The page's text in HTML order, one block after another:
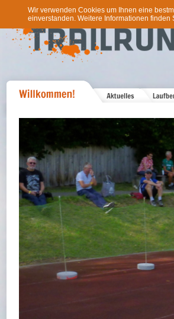
Wir verwenden Cookies um Ihnen eine
einverstanden. Weitere Informationen finden